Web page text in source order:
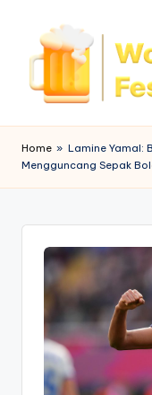
o
rl
B
Home » Lamine Yamal:
Mengguncang Sepak